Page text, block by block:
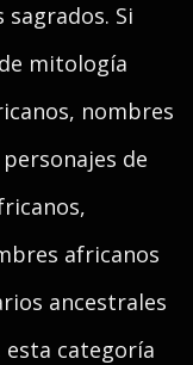
Si
mitología
nombres
de
africanos
ancestrales
categoría